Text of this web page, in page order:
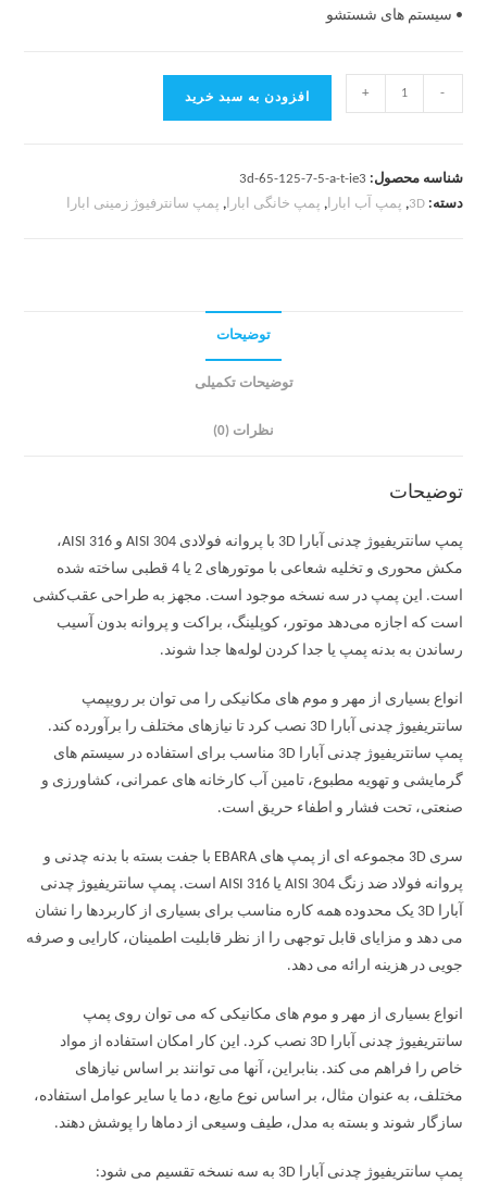
• سیستم های شستشو
-
+ افزودن به سبد خرید
شناسه محصول: 3d-65-125-7-5-a-t-ie3
دسته:3D
, پمپ آب ابارا, پمپ خانگی ابارا, پمپ سانترفیوژ زمینی ابارا
توضیحات
توضیحات تکمیلی
نظرات (0)
توضیحات
پمپ سانتریفیوژ چدنی آبارا 3D با پروانه فولادی AISI 304 و AISI 316،
مکش محوری و تخلیه شعاعی با موتورهای 2 یا 4 قطبی ساخته شده
است. این پمپ در سه نسخه موجود است. مجهز به طراحی عقب‌کشی
است که اجازه می‌دهد موتور، کوپلینگ، براکت و پروانه بدون آسیب
رساندن به بدنه پمپ یا جدا کردن لوله‌ها جدا شوند.
انواع بسیاری از مهر و موم های مکانیکی را می توان بر رویپمپ
سانتریفیوژ چدنی آبارا 3D نصب کرد تا نیازهای مختلف را برآورده کند.
پمپ سانتریفیوژ چدنی آبارا 3D مناسب برای استفاده در سیستم های
گرمایشی و تهویه مطبوع، تامین آب کارخانه های عمرانی، کشاورزی و
صنعتی، تحت فشار و اطفاء حریق است.
سری 3D مجموعه ای از پمپ های EBARA با جفت بسته با بدنه چدنی و
پروانه فولاد ضد زنگ AISI 304 یا AISI 316 است. پمپ سانتریفیوژ چدنی
آبارا 3D یک محدوده همه کاره مناسب برای بسیاری از کاربردها را نشان
می دهد و مزایای قابل توجهی را از نظر قابلیت اطمینان، کارایی و صرفه
جویی در هزینه ارائه می دهد.
انواع بسیاری از مهر و موم های مکانیکی که می توان روی پمپ
سانتریفیوژ چدنی آبارا 3D نصب کرد. این کار امکان استفاده از مواد
خاص را فراهم می کند. بنابراین، آنها می توانند بر اساس نیازهای
مختلف، به عنوان مثال، بر اساس نوع مایع، دما یا سایر عوامل استفاده،
سازگار شوند و بسته به مدل، طیف وسیعی از دماها را پوشش دهند.
پمپ سانتریفیوژ چدنی آبارا 3D به سه نسخه تقسیم می شود: